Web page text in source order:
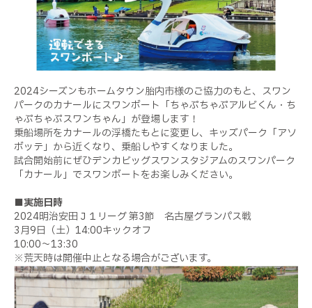
2024シーズンもホームタウン胎内市様のご協力のもと、スワン
パークのカナールにスワンボート「ちゃぷちゃぷアルビくん・ち
ゃぷちゃぷスワンちゃん」が登場します！
乗船場所をカナールの浮橋たもとに変更し、キッズパーク「アソ
ボッテ」から近くなり、乗船しやすくなりました。
試合開始前にぜひデンカビッグスワンスタジアムのスワンパーク
「カナール」でスワンボートをお楽しみください。
■実施日時
2024明治安田Ｊ１リーグ 第3節 名古屋グランパス戦
3月9日（土）14:00キックオフ
10:00～13:30
※荒天時は開催中止となる場合がございます。